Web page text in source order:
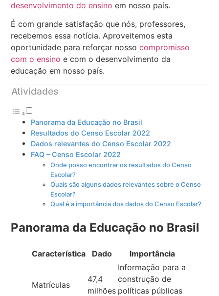
desenvolvimento do ensino em nosso país.
É com grande satisfação que nós, professores,
recebemos essa notícia. Aproveitemos esta
oportunidade para reforçar nossocompromisso
com o ensino e com o desenvolvimento da
educação em nosso país.
Atividades
Panorama da Educação no Brasil
Resultados do Censo Escolar 2022
Dados relevantes do Censo Escolar 2022
FAQ – Censo Escolar 2022
Onde posso encontrar os resultados do Censo
Escolar?
Quais são alguns dados relevantes sobre o Censo
Escolar?
Qual é a importância dos dados do Censo Escolar?
Panorama da Educação no Brasil
Característica Dado Importância
Matrículas
47,4
milhões
Informação para a
construção de
políticas públicas